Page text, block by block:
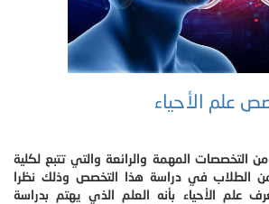
علم الأحياء
التخصصات المهمة والرائعة والتي تتبع لكلية
من الطلاب في دراسة هذا التخصص وذلك نظرا
علم الأحياء بأنه العلم الذي يهتم بدراسة